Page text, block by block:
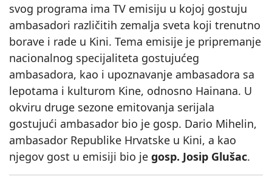
svog programa ima TV emisiju u kojoj gostuju
ambasadori različitih zemalja sveta koji trenutno
borave i rade u Kini. Tema emisije je pripremanje
nacionalnog specijaliteta gostujućeg
ambasadora, kao i upoznavanje ambasadora sa
lepotama i kulturom Kine, odnosno Hainana. U
okviru druge sezone emitovanja serijala
gostujući ambasador bio je gosp. Dario Mihelin,
ambasador Republike Hrvatske u Kini, a kao
njegov gost u emisiji bio je gosp. Josip Glušac.